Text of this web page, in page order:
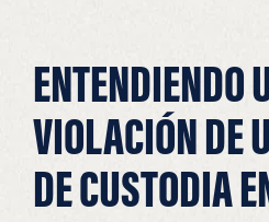
ENTENDIENDO
VIOLACIÓN DE
DE CUSTODIA